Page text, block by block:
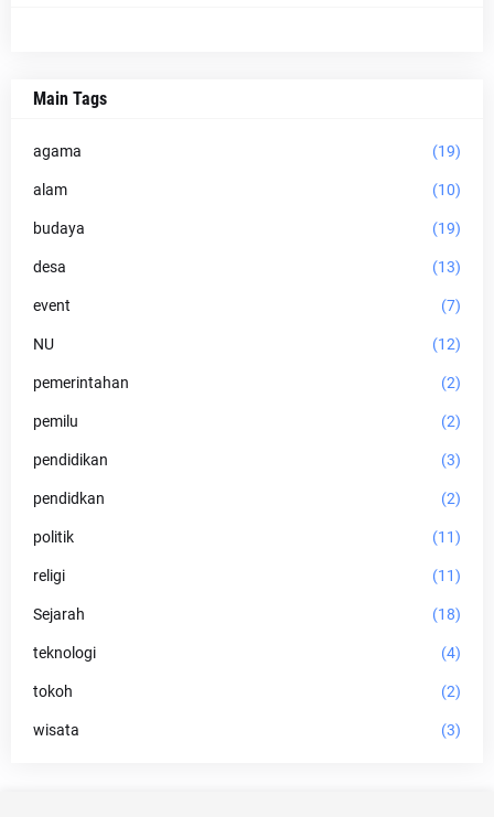
Main Tags
agama (19)
alam (10)
budaya (19)
desa (13)
event (7)
NU (12)
pemerintahan (2)
pemilu (2)
pendidikan (3)
pendidkan (2)
politik (11)
religi (11)
Sejarah (18)
teknologi (4)
tokoh (2)
wisata (3)